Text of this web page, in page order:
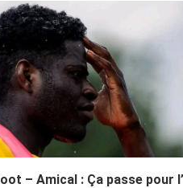
– Amical : Ça passe pour